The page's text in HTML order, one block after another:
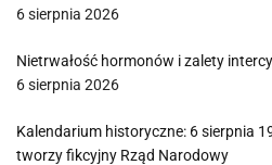
6 sierpnia 2026
Nietrwałość hormonów i zalety
6 sierpnia 2026
Kalendarium historyczne: 6 sierpnia
tworzy fikcyjny Rząd Narodowy